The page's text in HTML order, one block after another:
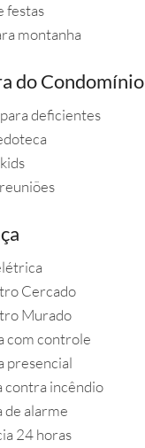
festas
montanha
do Condomínio
deficientes
Cercado
Murado
com controle
presencial
contra incêndio
de alarme
24 horas